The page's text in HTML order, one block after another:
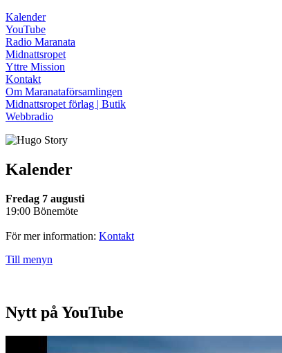
Kalender
YouTube
Radio Maranata
Midnattsropet
Yttre Mission
Kontakt
Om Maranataförsamlingen
Midnattsropet förlag | Butik
Webbradio
Kalender
Fredag 7 augusti
19:00 Bönemöte
För mer information: Kontakt
Till menyn
Nytt på YouTube